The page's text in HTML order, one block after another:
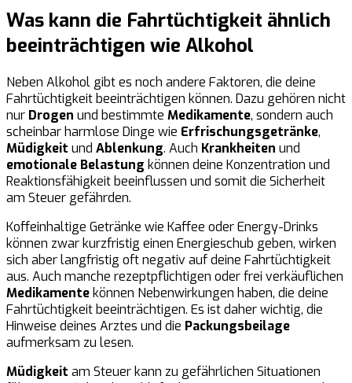
Was kann die Fahrtüchtigkeit ähnlich
beeinträchtigen wie Alkohol
Neben Alkohol gibt es noch andere Faktoren, die deine
Fahrtüchtigkeit beeinträchtigen können. Dazu gehören nicht
nur Drogen und bestimmte Medikamente, sondern auch
scheinbar harmlose Dinge wie Erfrischungsgetränke,
Müdigkeit und Ablenkung. Auch Krankheiten und
emotionale Belastung können deine Konzentration und
Reaktionsfähigkeit beeinflussen und somit die Sicherheit
am Steuer gefährden.
Koffeinhaltige Getränke wie Kaffee oder Energy-Drinks
können zwar kurzfristig einen Energieschub geben, wirken
sich aber langfristig oft negativ auf deine Fahrtüchtigkeit
aus. Auch manche rezeptpflichtigen oder frei verkäuflichen
Medikamentekönnen Nebenwirkungen haben, die deine
Fahrtüchtigkeit beeinträchtigen. Es ist daher wichtig, die
Hinweise deines Arztes und die Packungsbeilage
aufmerksam zu lesen.
Müdigkeit am Steuer kann zu gefährlichen Situationen